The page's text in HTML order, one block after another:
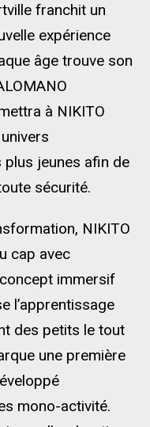
franchit un
expérience
âge trouve son
à NIKITO
jeunes afin de
sécurité.
NIKITO
cap avec
concept immersif
l’apprentissage
des petits le tout
une première
mono-activité.